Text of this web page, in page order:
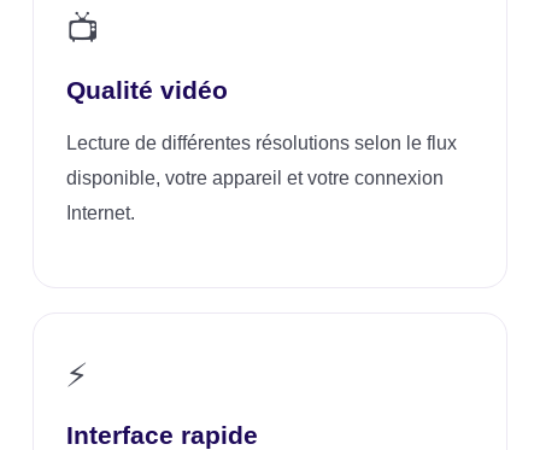
📺
Qualité vidéo
Lecture de différentes résolutions selon le flux
disponible, votre appareil et votre connexion
Internet.
⚡
Interface rapide